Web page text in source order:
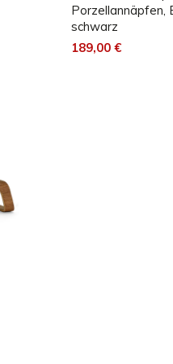
werden.
zwei Größen.
Porzellannäpfen,
schwarz
189,00 €